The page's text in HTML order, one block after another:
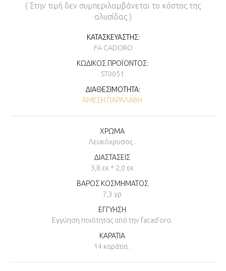
( Στην τιμή δεν συμπεριλαμβάνεται το κόστος της
αλυσίδας )
ΚΑΤΑΣΚΕΥΑΣΤΉΣ:
FA CADORO
ΚΩΔΙΚΌΣ ΠΡΟΪΌΝΤΟΣ:
ST0051
ΔΙΑΘΕΣΙΜΌΤΗΤΑ:
ΆΜΕΣΗ ΠΑΡΑΛΑΒΉ
ΧΡΩΜΑ
Λευκόχρυσος .
ΔΙΑΣΤΑΣΕΙΣ
3,8 εκ * 2,0 εκ
ΒΑΡΟΣ ΚΟΣΜΗΜΑΤΟΣ
7,3 γρ
ΕΓΓΥΗΣΗ
Εγγύηση ποιότητας από την facad'oro.
ΚΑΡΑΤΙΑ
14 καράτια .